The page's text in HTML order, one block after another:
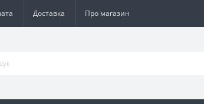
Доставка Про магазин